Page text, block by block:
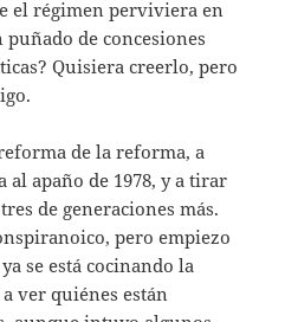
el régimen perviviera en
de concesiones
Quisiera creerlo, pero
de la reforma, a
al apaño de 1978, y a tirar
de generaciones más.
pero empiezo
se está cocinando la
ver quiénes están